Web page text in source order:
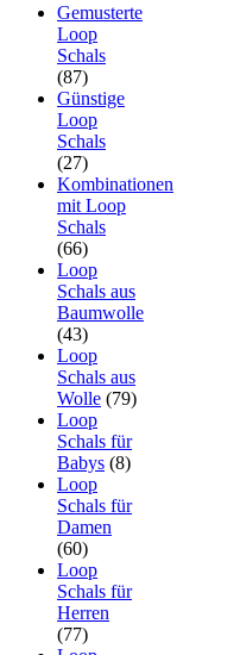
Gemusterte
Loop
Schals
(87)
Günstige
Loop
Schals
(27)
Kombinationen
mit Loop
Schals
(66)
Loop
Schals aus
Baumwolle
(43)
Loop
Schals aus
Wolle (79)
Loop
Schals für
Babys (8)
Loop
Schals für
Damen
(60)
Loop
Schals für
Herren
(77)